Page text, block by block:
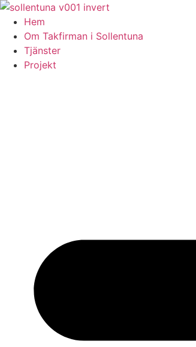
Skip
content
Hem
Om Takfirman i Sollentuna
Tjänster
Projekt